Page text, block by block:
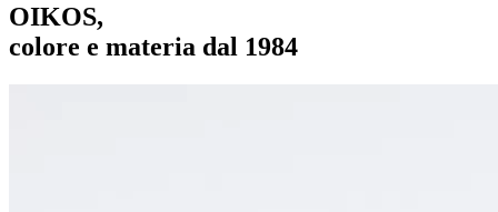
OIKOS,
colore e materia dal 1984